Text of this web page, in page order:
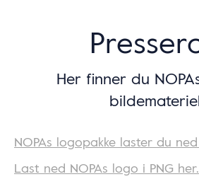
Her finner du
NOPAs logopakke laster du
Last ned NOPAs logo i PNG her.